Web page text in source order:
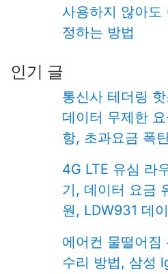
사용하지 않아도
정하는 방법
인기 글
통신사 테더링
데이터 무제한
항, 초과요금 폭
4G LTE 유심 라
기, 데이터 요금
원, LDW931 데
에어컨 물떨어짐
수리 방법, 삼성